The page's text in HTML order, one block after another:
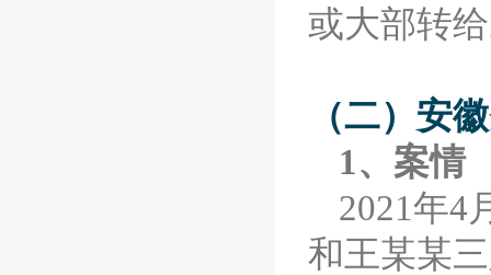
或大部转
（二）安
1、案情
2021年4
和王某某